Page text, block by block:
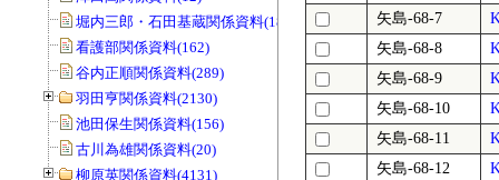
堀内三郎・石田基蔵関係資料(189)
看護部関係資料(162)
谷内正順関係資料(289)
羽田亨関係資料(2130)
池田保生関係資料(156)
古川為雄関係資料(20)
柳原英関係資料(4131)
矢島-68-7
矢島-68-8
矢島-68-9
矢島-68-10
矢島-68-11
矢島-68-12